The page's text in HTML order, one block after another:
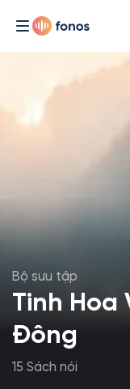
Bộ sưu tập
Tinh Hoa
Đông
15 Sách nói